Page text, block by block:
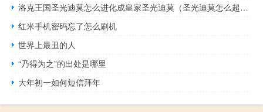
洛克王国圣光迪莫怎么进化成皇家圣光迪莫（圣光迪莫怎么超进化成皇家圣光迪莫）
红米手机密码忘了怎么刷机
世界上最丑的人
“乃得为之”的出处是哪里
大年初一如何短信拜年